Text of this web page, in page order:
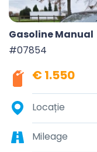
Gasoline Manual
#07854
€ 1.550
Locație
Mileage